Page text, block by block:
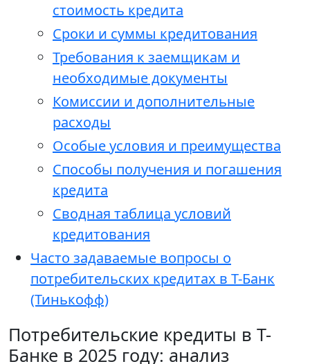
стоимость кредита
Сроки и суммы кредитования
Требования к заемщикам и
необходимые документы
Комиссии и дополнительные
расходы
Особые условия и преимущества
Способы получения и погашения
кредита
Сводная таблица условий
кредитования
Часто задаваемые вопросы о
потребительских кредитах в Т-Банк
(Тинькофф)
Потребительские кредиты в Т-
Банке в 2025 году: анализ